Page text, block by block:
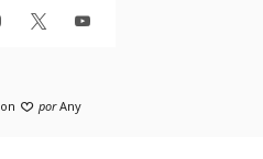
porAny